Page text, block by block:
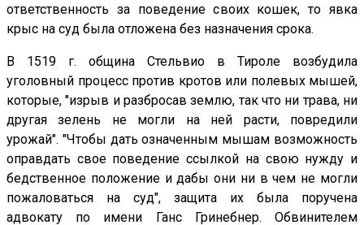
ответственность за поведение своих кошек, то явка
крыс на суд была отложена без назначения срока.
В 1519 г. община Стельвио в Тироле возбудила
уголовный процесс против кротов или полевых мышей,
которые, "изрыв и разбросав землю, так что ни трава, ни
другая зелень не могли на ней расти, повредили
урожай". "Чтобы дать означенным мышам возможность
оправдать свое поведение ссылкой на свою нужду и
бедственное положение и дабы они ни в чем не могли
пожаловаться на суд", защита их была поручена
адвокату по имени Ганс Гринебнер. Обвинителем